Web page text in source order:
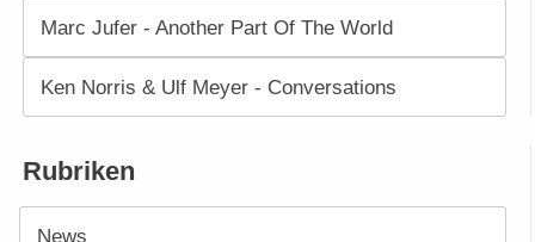
Marc Jufer - Another Part Of The World
Ken Norris & Ulf Meyer - Conversations
Rubriken
News